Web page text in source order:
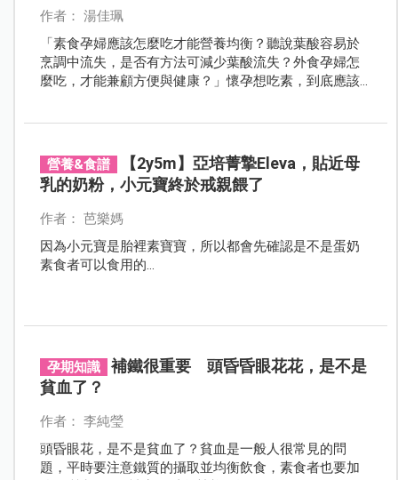
作者： 湯佳珮
「素食孕婦應該怎麼吃才能營養均衡？聽說葉酸容易於
烹調中流失，是否有方法可減少葉酸流失？外食孕婦怎
麼吃，才能兼顧方便與健康？」懷孕想吃素，到底應該
營養&食譜
【2y5m】亞培菁摯Eleva，貼近母
乳的奶粉，小元寶終於戒親餵了
作者： 芭樂媽
因為小元寶是胎裡素寶寶，所以都會先確認是不是蛋奶
素食者可以食用的...
孕期知識
補鐵很重要 頭昏昏眼花花，是不是
貧血了？
作者： 李純瑩
頭昏眼花，是不是貧血了？貧血是一般人很常見的問
題，平時要注意鐵質的攝取並均衡飲食，素食者也要加